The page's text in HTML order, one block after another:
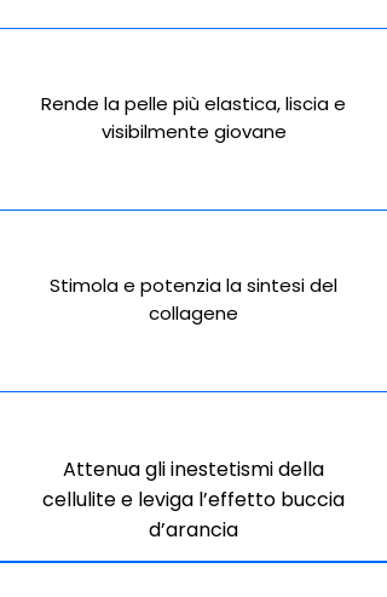
Rende la pelle più elastica, liscia e
visibilmente giovane
Stimola e potenzia la sintesi del
collagene
Attenua gli inestetismi della
cellulite e leviga l’effetto buccia
d’arancia